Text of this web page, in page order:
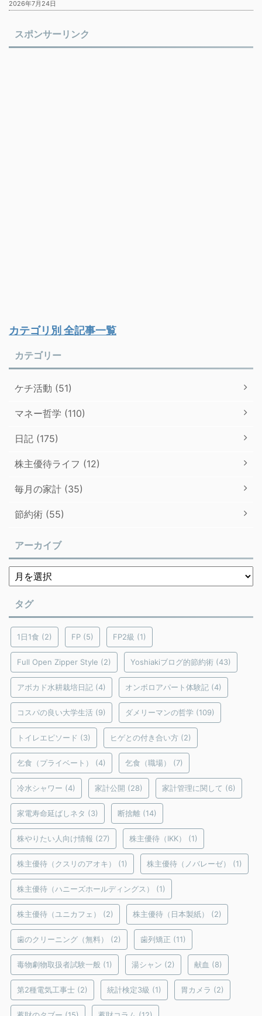
2026年7月24日
スポンサーリンク
カテゴリ別 全記事一覧
カテゴリー
ケチ活動 (51)
マネー哲学 (110)
日記 (175)
株主優待ライフ (12)
毎月の家計 (35)
節約術 (55)
アーカイブ
タグ
1日1食 (2) FP (5) FP2級 (1)
Full Open Zipper Style (2) Yoshiakiブログ的節約術 (43)
アボカド水耕栽培日記 (4) オンボロアパート体験記 (4)
コスパの良い大学生活 (9) ダメリーマンの哲学 (109)
トイレエピソード (3) ヒゲとの付き合い方 (2)
乞食（プライベート） (4) 乞食（職場） (7)
冷水シャワー (4) 家計公開 (28) 家計管理に関して (6)
家電寿命延ばしネタ (3) 断捨離 (14)
株やりたい人向け情報 (27) 株主優待（IKK） (1)
株主優待（クスリのアオキ） (1) 株主優待（ノバレーゼ） (1)
株主優待（ハニーズホールディングス） (1)
株主優待（ユニカフェ） (2) 株主優待（日本製紙） (2)
歯のクリーニング（無料） (2) 歯列矯正 (11)
毒物劇物取扱者試験一般 (1) 湯シャン (2) 献血 (8)
第2種電気工事士 (2) 統計検定3級 (1) 胃カメラ (2)